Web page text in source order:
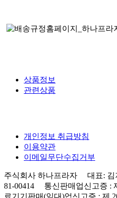
상품정보
관련상품
개인정보 취급방침
이용약관
이메일무단수집거부
주식회사 하나프라자 대표:
81-00414 통신판매업신고증 :
료기기판매(임대)업신고증 : 제